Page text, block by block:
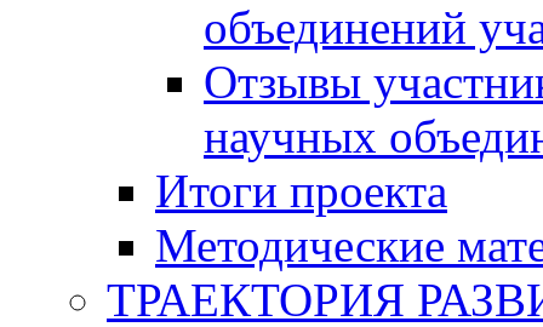
объединений
Отзывы
научных
Итоги проекта
Методические
ТРАЕКТОРИЯ